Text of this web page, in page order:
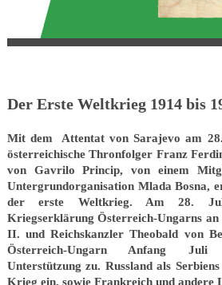
Der Erste Weltkrieg 1914 bis
Mit dem Attentat von Sarajevo am
österreichische Thronfolger Franz
von Gavrilo Princip, von einem
Untergrundorganisation Mlada Bosna,
der erste Weltkrieg. Am 28.
Kriegserklärung Österreich-Ungarns
II. und Reichskanzler Theobald von
Österreich-Ungarn Anfang Juli
Unterstützung zu. Russland als
Krieg ein, sowie Frankreich und andere